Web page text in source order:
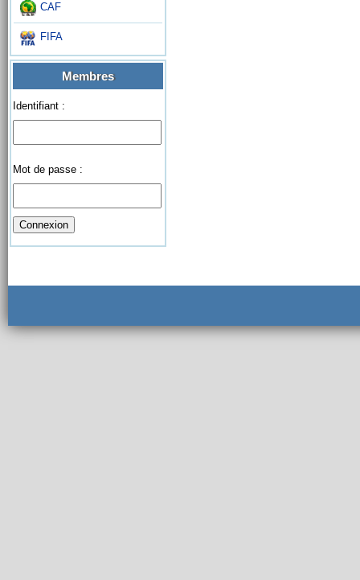
CAF
FIFA
Membres
Identifiant :
Mot de passe :